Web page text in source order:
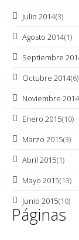
Julio 2014(3)
Agosto 2014(1)
Septiembre
Octubre 2014(6)
Noviembre 2014
Enero 2015(10)
Marzo 2015(3)
Abril 2015(1)
Mayo 2015(13)
Junio 2015(10)
Páginas